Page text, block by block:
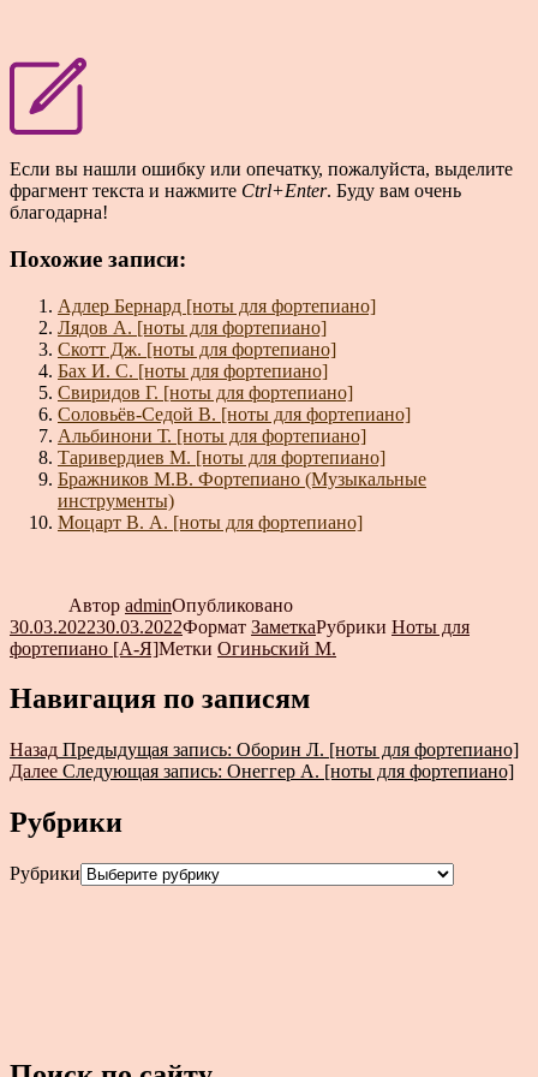
Если вы нашли ошибку или опечатку, пожалуйста, выделите
фрагмент текста и нажмите Ctrl+Enter. Буду вам очень
благодарна!
Похожие записи:
Адлер Бернард [ноты для фортепиано]
Лядов А. [ноты для фортепиано]
Скотт Дж. [ноты для фортепиано]
Бах И. С. [ноты для фортепиано]
Свиридов Г. [ноты для фортепиано]
Соловьёв-Седой В. [ноты для фортепиано]
Альбинони Т. [ноты для фортепиано]
Таривердиев М. [ноты для фортепиано]
Бражников М.В. Фортепиано (Музыкальные
инструменты)
Моцарт В. А. [ноты для фортепиано]
Автор adminОпубликовано
30.03.202230.03.2022Формат ЗаметкаРубрики Ноты для
фортепиано [А-Я]Метки Огиньский М.
Навигация по записям
Назад Предыдущая запись: Оборин Л. [ноты для фортепиано]
Далее Следующая запись: Онеггер А. [ноты для фортепиано]
Рубрики
Рубрики